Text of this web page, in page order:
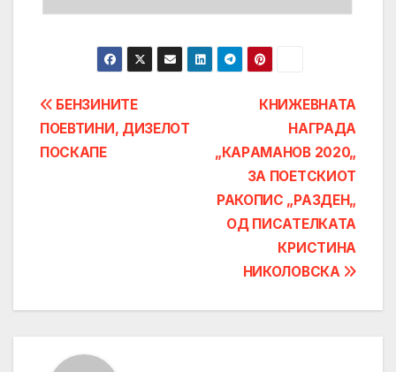
Post
navigation
КНИЖЕВНАТА
НАГРАДА
„КАРAМАНОВ 2020„
ЗА ПОЕТСКИОТ
РАКОПИС „РАЗДЕН„
ОД ПИСАТЕЛКАТА
КРИСТИНА
НИКОЛОВСКА
БЕНЗИНИТЕ
ПОЕВТИНИ, ДИЗЕЛОТ
ПОСКАПЕ